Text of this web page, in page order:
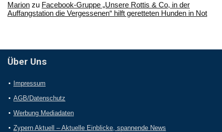
Marion zu Facebook-Gruppe „Unsere Rottis & Co, in der
Auffangstation die Vergessenen“ hilft geretteten Hunden in Not
Über Uns
Impressum
AGB/Datenschutz
Werbung Mediadaten
Zypern Aktuell – Aktuelle Einblicke, spannende News